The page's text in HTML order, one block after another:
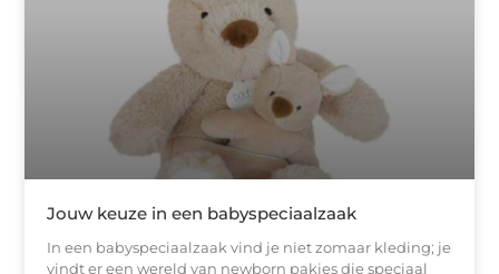
Jouw keuze in een babyspeciaalzaak
In een babyspeciaalzaak vind je niet zomaar kleding; je
vindt er een wereld van newborn pakjes die speciaal